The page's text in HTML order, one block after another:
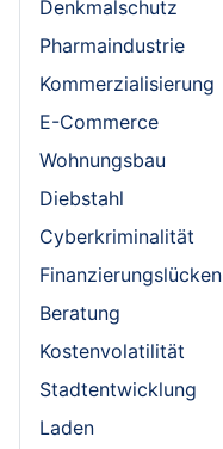
Denkmalschutz
Pharmaindustrie
Kommerzialisierung
E-Commerce
Wohnungsbau
Diebstahl
Cyberkriminalität
Finanzierungslücken
Beratung
Kostenvolatilität
Stadtentwicklung
Laden